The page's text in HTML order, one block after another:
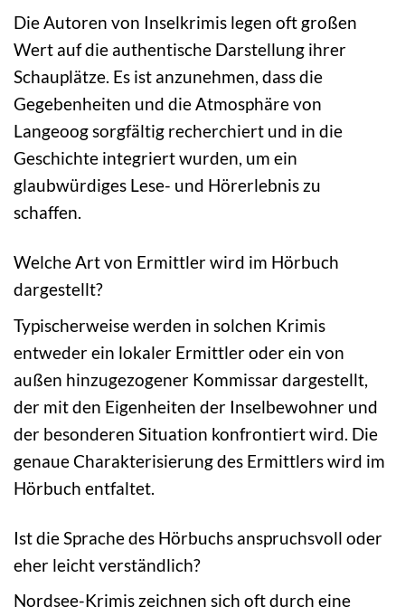
Die Autoren von Inselkrimis legen oft großen
Wert auf die authentische Darstellung ihrer
Schauplätze. Es ist anzunehmen, dass die
Gegebenheiten und die Atmosphäre von
Langeoog sorgfältig recherchiert und in die
Geschichte integriert wurden, um ein
glaubwürdiges Lese- und Hörerlebnis zu
schaffen.
Welche Art von Ermittler wird im Hörbuch
dargestellt?
Typischerweise werden in solchen Krimis
entweder ein lokaler Ermittler oder ein von
außen hinzugezogener Kommissar dargestellt,
der mit den Eigenheiten der Inselbewohner und
der besonderen Situation konfrontiert wird. Die
genaue Charakterisierung des Ermittlers wird im
Hörbuch entfaltet.
Ist die Sprache des Hörbuchs anspruchsvoll oder
eher leicht verständlich?
Nordsee-Krimis zeichnen sich oft durch eine